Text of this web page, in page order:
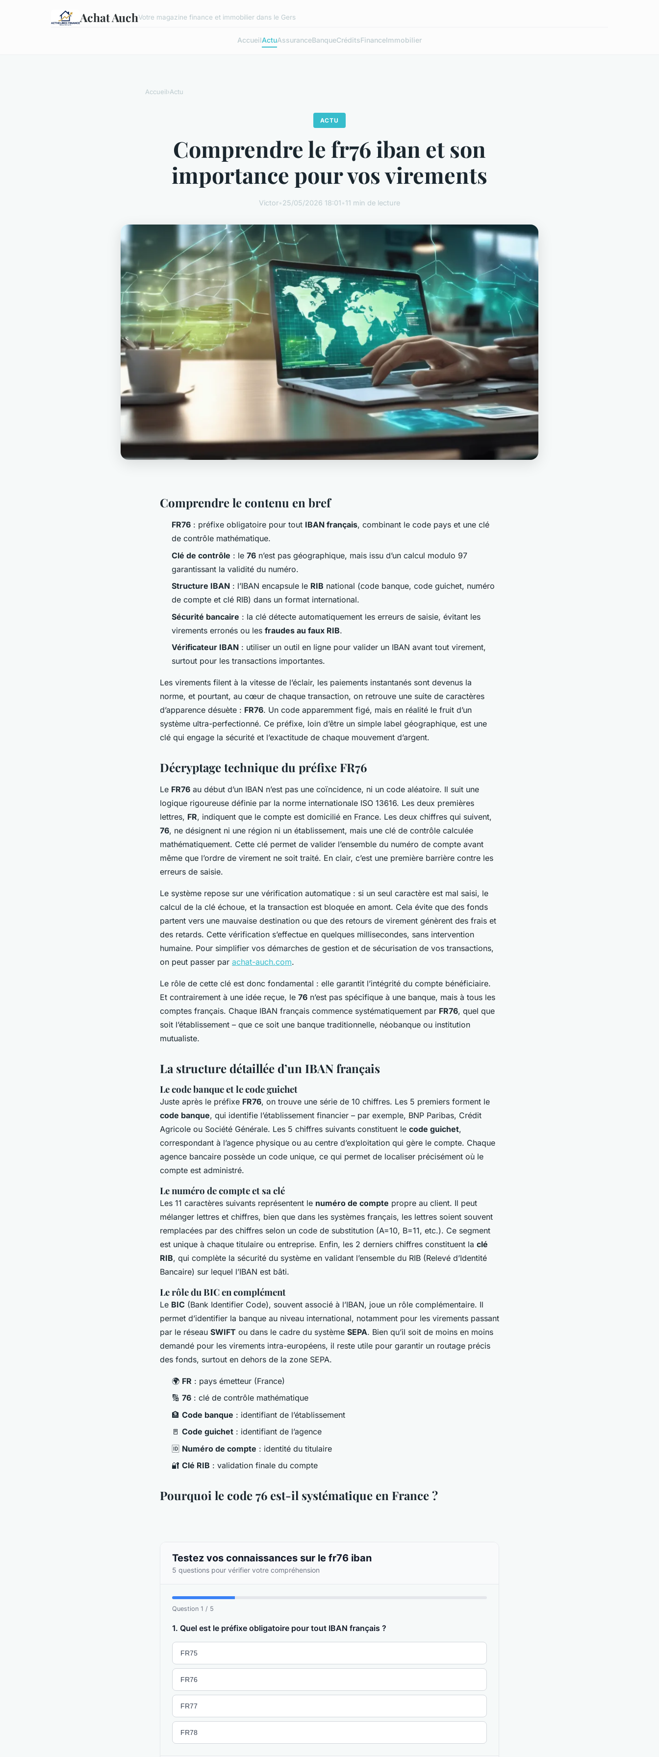
Achat AuchVotre magazine finance et immobilier dans le Gers
AccueilActuAssuranceBanqueCréditsFinanceImmobilier
Accueil›Actu
ACTU
Comprendre le fr76 iban et son
importance pour vos virements
Victor•25/05/2026 18:01•11 min de lecture
Comprendre le contenu en bref
FR76 : préfixe obligatoire pour tout IBAN français, combinant le code pays et une clé
de contrôle mathématique.
Clé de contrôle : le 76 n’est pas géographique, mais issu d’un calcul modulo 97
garantissant la validité du numéro.
Structure IBAN : l’IBAN encapsule le RIB national (code banque, code guichet, numéro
de compte et clé RIB) dans un format international.
Sécurité bancaire : la clé détecte automatiquement les erreurs de saisie, évitant les
virements erronés ou les fraudes au faux RIB.
Vérificateur IBAN : utiliser un outil en ligne pour valider un IBAN avant tout virement,
surtout pour les transactions importantes.
Les virements filent à la vitesse de l’éclair, les paiements instantanés sont devenus la
norme, et pourtant, au cœur de chaque transaction, on retrouve une suite de caractères
d’apparence désuète : FR76. Un code apparemment figé, mais en réalité le fruit d’un
système ultra-perfectionné. Ce préfixe, loin d’être un simple label géographique, est une
clé qui engage la sécurité et l’exactitude de chaque mouvement d’argent.
Décryptage technique du préfixe FR76
Le FR76 au début d’un IBAN n’est pas une coïncidence, ni un code aléatoire. Il suit une
logique rigoureuse définie par la norme internationale ISO 13616. Les deux premières
lettres, FR, indiquent que le compte est domicilié en France. Les deux chiffres qui suivent,
76, ne désignent ni une région ni un établissement, mais une clé de contrôle calculée
mathématiquement. Cette clé permet de valider l’ensemble du numéro de compte avant
même que l’ordre de virement ne soit traité. En clair, c’est une première barrière contre les
erreurs de saisie.
Le système repose sur une vérification automatique : si un seul caractère est mal saisi, le
calcul de la clé échoue, et la transaction est bloquée en amont. Cela évite que des fonds
partent vers une mauvaise destination ou que des retours de virement génèrent des frais et
des retards. Cette vérification s’effectue en quelques millisecondes, sans intervention
humaine. Pour simplifier vos démarches de gestion et de sécurisation de vos transactions,
on peut passer par achat-auch.com.
Le rôle de cette clé est donc fondamental : elle garantit l’intégrité du compte bénéficiaire.
Et contrairement à une idée reçue, le 76 n’est pas spécifique à une banque, mais à tous les
comptes français. Chaque IBAN français commence systématiquement par FR76, quel que
soit l’établissement – que ce soit une banque traditionnelle, néobanque ou institution
mutualiste.
La structure détaillée d’un IBAN français
Le code banque et le code guichet
Juste après le préfixe FR76, on trouve une série de 10 chiffres. Les 5 premiers forment le
code banque, qui identifie l’établissement financier – par exemple, BNP Paribas, Crédit
Agricole ou Société Générale. Les 5 chiffres suivants constituent le code guichet,
correspondant à l’agence physique ou au centre d’exploitation qui gère le compte. Chaque
agence bancaire possède un code unique, ce qui permet de localiser précisément où le
compte est administré.
Le numéro de compte et sa clé
Les 11 caractères suivants représentent le numéro de compte propre au client. Il peut
mélanger lettres et chiffres, bien que dans les systèmes français, les lettres soient souvent
remplacées par des chiffres selon un code de substitution (A=10, B=11, etc.). Ce segment
est unique à chaque titulaire ou entreprise. Enfin, les 2 derniers chiffres constituent la clé
RIB, qui complète la sécurité du système en validant l’ensemble du RIB (Relevé d’Identité
Bancaire) sur lequel l’IBAN est bâti.
Le rôle du BIC en complément
Le BIC (Bank Identifier Code), souvent associé à l’IBAN, joue un rôle complémentaire. Il
permet d’identifier la banque au niveau international, notamment pour les virements passant
par le réseau SWIFT ou dans le cadre du système SEPA. Bien qu’il soit de moins en moins
demandé pour les virements intra-européens, il reste utile pour garantir un routage précis
des fonds, surtout en dehors de la zone SEPA.
🌍 FR : pays émetteur (France)
🔢 76 : clé de contrôle mathématique
🏦 Code banque : identifiant de l’établissement
🚪 Code guichet : identifiant de l’agence
🆔 Numéro de compte : identité du titulaire
🔐 Clé RIB : validation finale du compte
Pourquoi le code 76 est-il systématique en France ?